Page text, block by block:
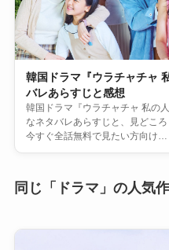
韓国ドラマ『ウラチャチャ
バレあらすじと感想
韓国ドラマ『ウラチャチャ 私の
なネタバレあらすじと、見どこ
今すぐ全話無料で見たい方向け…
同じ「ドラマ」の人気